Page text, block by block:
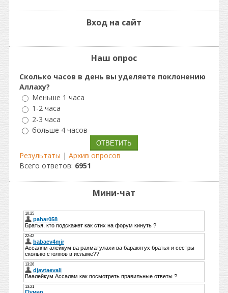
Вход на сайт
Наш опрос
Сколько часов в день вы уделяете поклонению
Аллаху?
Меньше 1 часа
1-2 часа
2-3 часа
больше 4 часов
Результаты | Архив опросов
Всего ответов: 6951
Мини-чат